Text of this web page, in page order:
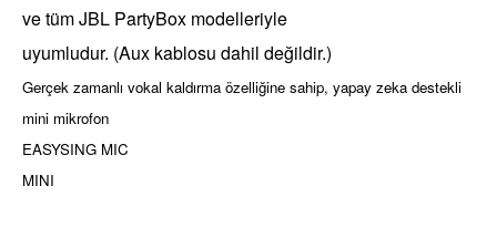
ve tüm JBL PartyBox modelleriyle
uyumludur. (Aux kablosu dahil değildir.)
Gerçek zamanlı vokal kaldırma özelliğine sahip, yapay zeka destekli
mini mikrofon
EASYSING MIC
MINI